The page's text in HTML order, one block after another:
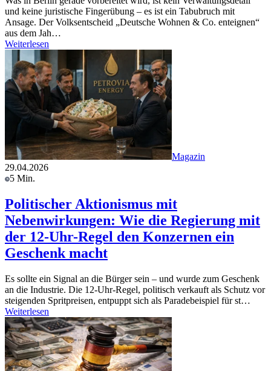
und keine juristische Fingerübung – es ist ein Tabubruch mit
Ansage. Der Volksentscheid „Deutsche Wohnen & Co. enteignen“
aus dem Jah…
Weiterlesen
Magazin
29.04.2026
5 Min.
Politischer Aktionismus mit
Nebenwirkungen: Wie die Regierung mit
der 12-Uhr-Regel den Konzernen ein
Geschenk macht
Es sollte ein Signal an die Bürger sein – und wurde zum Geschenk
an die Industrie. Die 12-Uhr-Regel, politisch verkauft als Schutz vor
steigenden Spritpreisen, entpuppt sich als Paradebeispiel für st…
Weiterlesen